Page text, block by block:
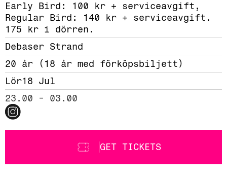
Early Bird: 100 kr + serviceavgift,
Regular Bird: 140 kr + serviceavgift.
175 kr i dörren.
Debaser Strand
20 år (18 år med förköpsbiljett)
Lör18 Jul
23.00 - 03.00
GET TICKETS